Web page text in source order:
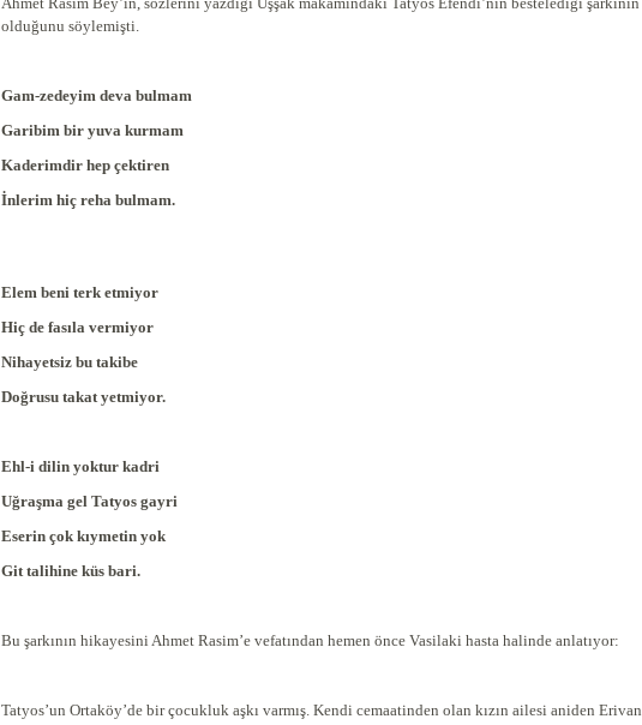
olduğunu söylemişti.
Gam-zedeyim deva bulmam
Garibim bir yuva kurmam
Kaderimdir hep çektiren
İnlerim hiç reha bulmam.
Elem beni terk etmiyor
Hiç de fasıla vermiyor
Nihayetsiz bu takibe
Doğrusu takat yetmiyor.
Ehl-i dilin yoktur kadri
Uğraşma gel Tatyos gayri
Eserin çok kıymetin yok
Git talihine küs bari.
Bu şarkının hikayesini Ahmet Rasim’e vefatından hemen önce Vasilaki hasta halinde anlatıyor:
Tatyos’un Ortaköy’de bir çocukluk aşkı varmış. Kendi cemaatinden olan kızın ailesi aniden